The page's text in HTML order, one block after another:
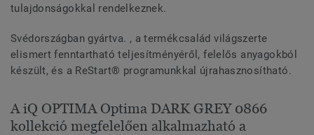
tulajdonságokkal rendelkeznek.
Svédországban gyártva. , a termékcsalád világszerte
elismert fenntartható teljesítményéről, felelős anyagokból
készült, és a ReStart® programunkkal újrahasznosítható.
A iQ OPTIMA Optima DARK GREY 0866
kollekció megfelelően alkalmazható a